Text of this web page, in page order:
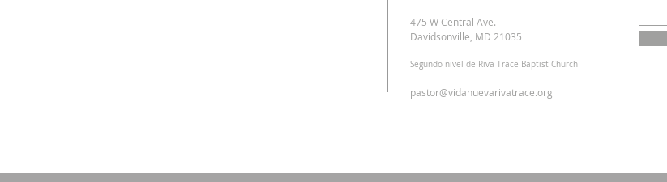
475 W Central Ave.
Davidsonville, MD 21035
Segundo nivel de Riva Trace Baptist Church
pastor@vidanuevarivatrace.org